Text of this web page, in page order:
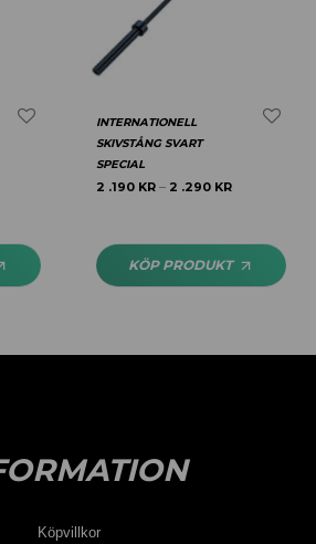
INTERNATIONELL
SKIVSTÅNG SVART
SPECIAL
2 .190 KR – 2 .290 KR
KÖP PRODUKT
Köpvillkor